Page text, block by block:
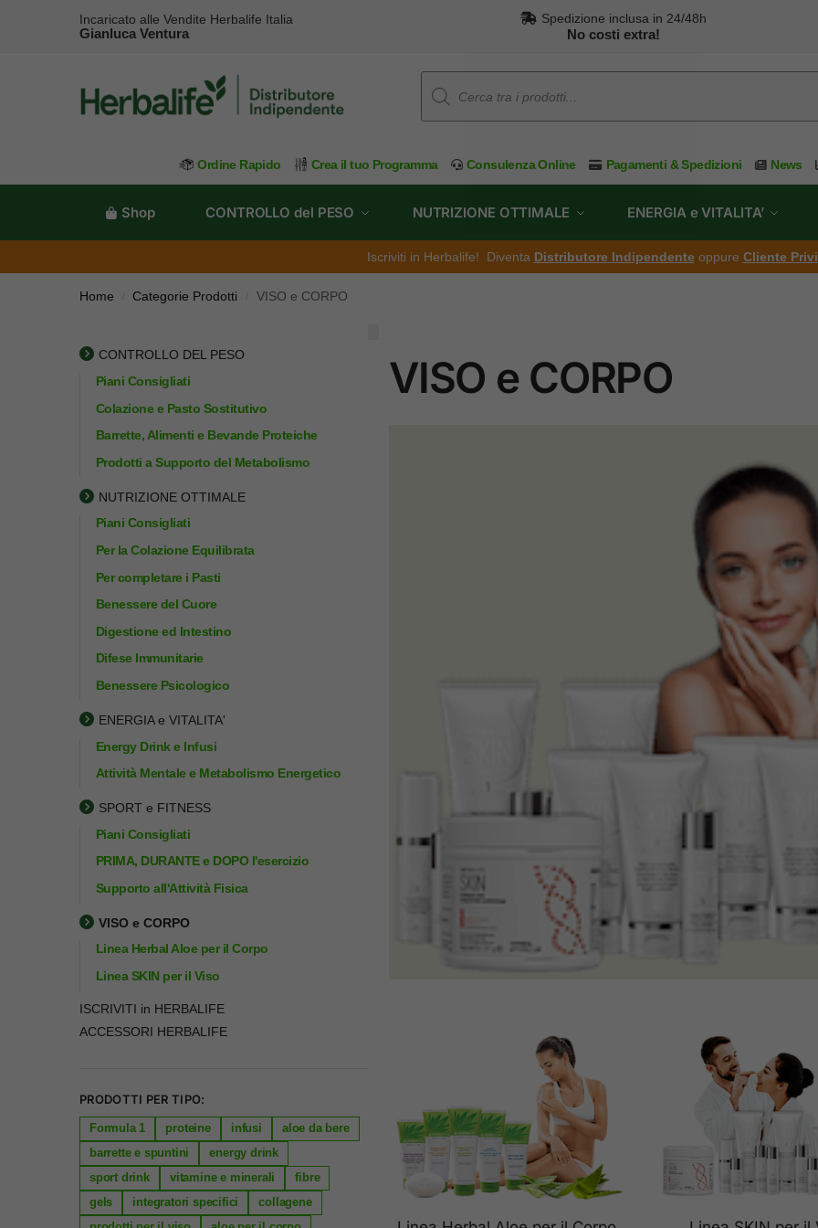
Incaricato alle Vendite Herbalife Italia
Gianluca Ventura
Spedizione inclusa in 24/48h
No costi extra!
Ordine Rapido Crea il tuo Programma Consulenza Online Pagamenti & Spedizioni News
Shop CONTROLLO del PESO NUTRIZIONE OTTIMALE ENERGIA e VITALITA’
Iscriviti in Herbalife! Diventa Distributore Indipendente oppure Cliente
Home Categorie Prodotti VISO e CORPO
VISO e CORPO
CONTROLLO DEL PESO
Piani Consigliati
Colazione e Pasto Sostitutivo
Barrette, Alimenti e Bevande Proteiche
Prodotti a Supporto del Metabolismo
NUTRIZIONE OTTIMALE
Piani Consigliati
Per la Colazione Equilibrata
Per completare i Pasti
Benessere del Cuore
Digestione ed Intestino
Difese Immunitarie
Benessere Psicologico
ENERGIA e VITALITA'
Energy Drink e Infusi
Attività Mentale e Metabolismo Energetico
SPORT e FITNESS
Piani Consigliati
PRIMA, DURANTE e DOPO l'esercizio
Supporto all'Attività Fisica
VISO e CORPO
Linea Herbal Aloe per il Corpo
Linea SKIN per il Viso
ISCRIVITI in HERBALIFE
ACCESSORI HERBALIFE
PRODOTTI PER TIPO:
Formula 1 proteine infusi
aloe da bere
barrette e spuntini
energy drink
sport drink
vitamine e minerali
fibre
gels
integratori specifici
collagene